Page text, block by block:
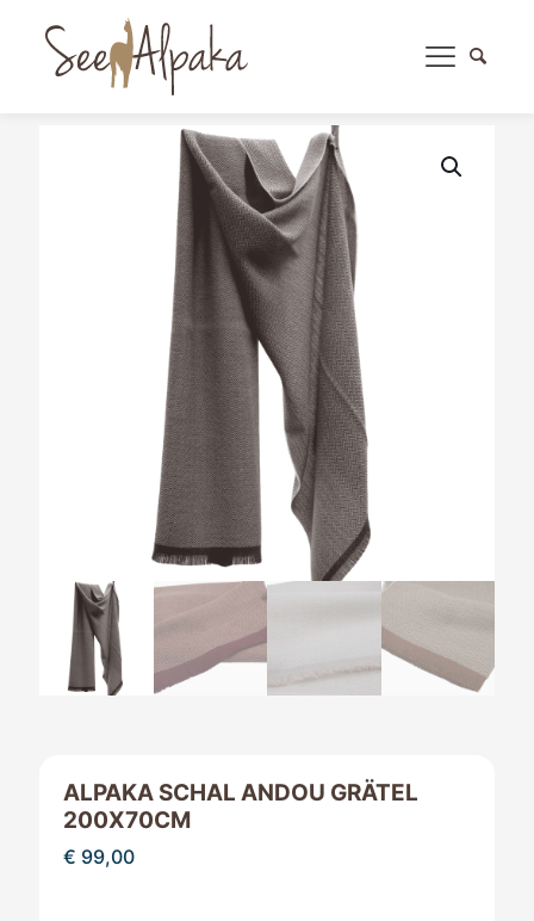
ALPAKA SCHAL ANDOU GRÄTEL
200X70CM
€ 99,00